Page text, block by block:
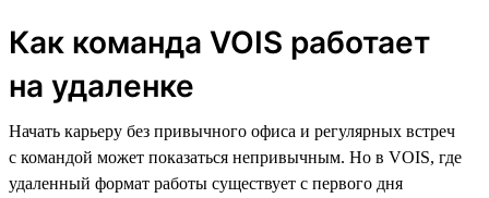
Как команда VOIS работает
на удаленке
Начать карьеру без привычного офиса и регулярных встреч
с командой может показаться непривычным. Но в VOIS, где
удаленный формат работы существует с первого дня